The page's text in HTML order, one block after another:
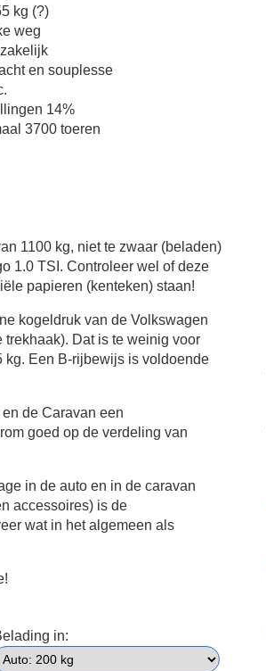
kg (?)
weg
en souplesse
14%
3700 toeren
1100 kg, niet te zwaar (beladen)
1.0 TSI. Controleer wel of deze
papieren (kenteken) staan!
kogeldruk van de Volkswagen
trekhaak). Dat is te weinig voor
kg. Een B-rijbewijs is voldoende
de Caravan een
goed op de verdeling van
in de auto en in de caravan
accessoires) is de
wat in het algemeen als
in: